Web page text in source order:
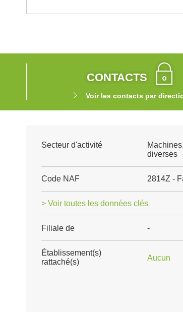
CONTACTS
Voir les contacts par
Secteur d'activité
diverses
Code NAF 2814Z -
> Voir toutes les données clés
Filiale de -
Établissement(s)
rattaché(s)
Aucun